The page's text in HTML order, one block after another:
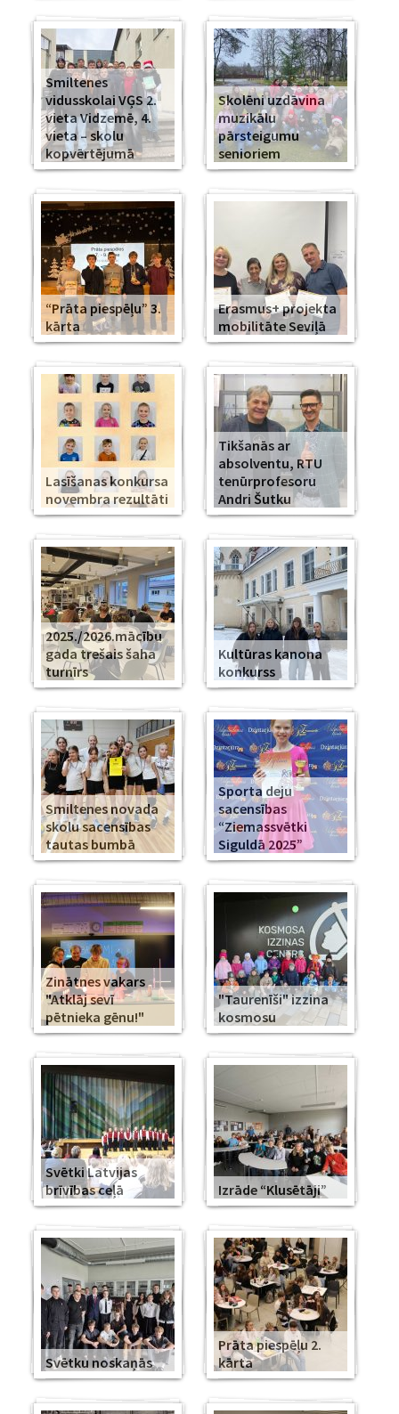
Smiltenes
vidusskolai VĢS 2.
vieta Vidzemē, 4.
vieta – skolu
kopvērtējumā
Skolēni uzdāvina
muzikālu
pārsteigumu
senioriem
“Prāta piespēļu” 3.
kārta
Erasmus+ projekta
mobilitāte Seviļā
Lasīšanas konkursa
novembra rezultāti
Tikšanās ar
absolventu, RTU
tenūrprofesoru
Andri Šutku
2025./2026.mācību
gada trešais šaha
turnīrs
Kultūras kanona
konkurss
Smiltenes novada
skolu sacensības
tautas bumbā
Sporta deju
sacensības
“Ziemassvētki
Siguldā 2025”
Zinātnes vakars
"Atklāj sevī
pētnieka gēnu!"
"Taurenīši" izzina
kosmosu
Svētki Latvijas
brīvības ceļā
Izrāde “Klusētāji”
Svētku noskaņās
Prāta piespēļu 2.
kārta